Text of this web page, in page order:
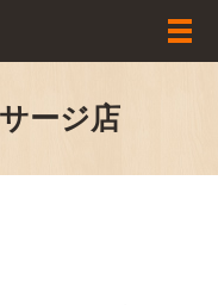
ージ店